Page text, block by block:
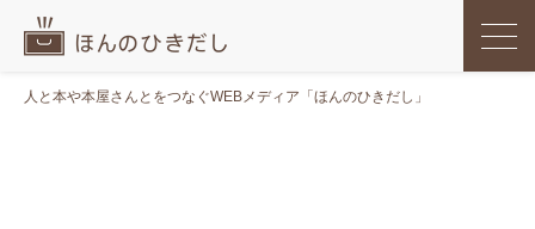
人と本や本屋さんとをつなぐWEBメディア「ほんのひきだし」